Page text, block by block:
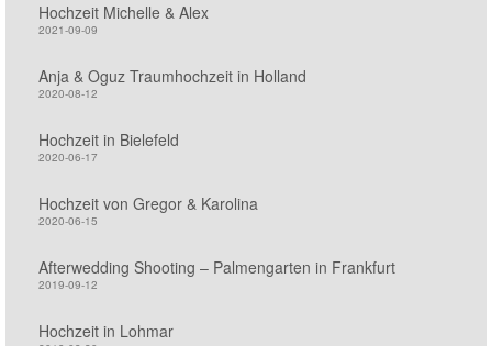
Hochzeit Michelle & Alex
2021-09-09
Anja & Oguz Traumhochzeit in Holland
2020-08-12
Hochzeit in Bielefeld
2020-06-17
Hochzeit von Gregor & Karolina
2020-06-15
Afterwedding Shooting – Palmengarten in Frankfurt
2019-09-12
Hochzeit in Lohmar